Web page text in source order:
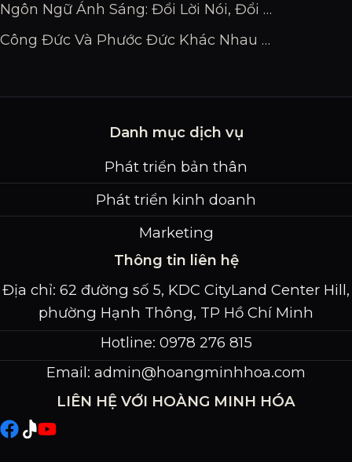
Ngôn Ngữ Ánh Sáng: Đổi Lời Nói, Đổi Vận Mệnh
Công Đức Và Phước Đức Khác Nhau Thế Nào?
Danh mục dịch vụ
Phát triển bản thân
Phát triển kinh doanh
Marketing
Thông tin liên hệ
Địa chỉ: 62 đường số 5, KDC CityLand Center Hill,
phường Hạnh Thông, TP Hồ Chí Minh
Hotline: 0978 276 815
Email: admin@hoangminhhoa.com
LIÊN HỆ VỚI HOÀNG MINH HÓA